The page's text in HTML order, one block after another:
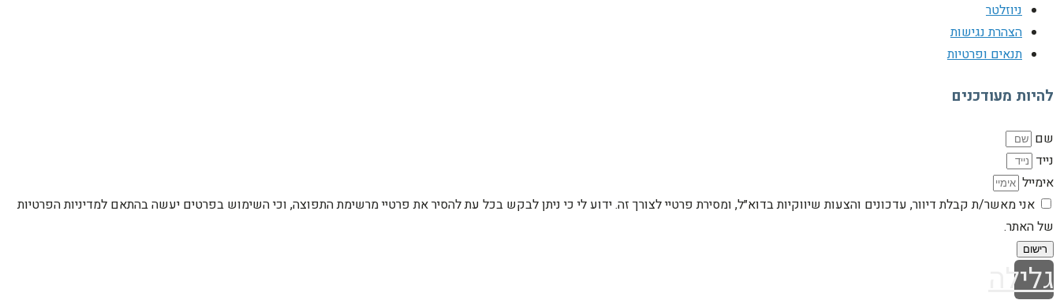
ניוזלטר
הצהרת נגישות
תנאים ופרטיות
להיות מעודכנים
שם
נייד
אימייל
אני מאשר/ת קבלת דיוור, עדכונים והצעות שיווקיות בדוא״ל, ומסירת פרטיי לצורך זה. ידוע לי כי ניתן לבקש בכל עת להסיר את פרטיי מרשימת התפוצה, וכי השימוש בפרטים יעשה בהתאם למדיניות הפרטיות
של האתר.
רישום
גלילה